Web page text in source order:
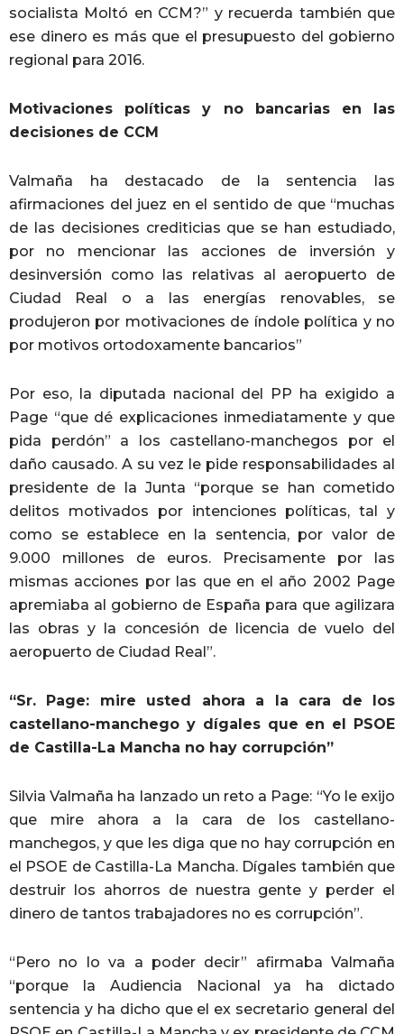
socialista Moltó en CCM?” y recuerda también que
ese dinero es más que el presupuesto del gobierno
regional para 2016.
Motivaciones políticas y no bancarias en las
decisiones de CCM
Valmaña ha destacado de la sentencia las
afirmaciones del juez en el sentido de que “muchas
de las decisiones crediticias que se han estudiado,
por no mencionar las acciones de inversión y
desinversión como las relativas al aeropuerto de
Ciudad Real o a las energías renovables, se
produjeron por motivaciones de índole política y no
por motivos ortodoxamente bancarios”
Por eso, la diputada nacional del PP ha exigido a
Page “que dé explicaciones inmediatamente y que
pida perdón” a los castellano-manchegos por el
daño causado. A su vez le pide responsabilidades al
presidente de la Junta “porque se han cometido
delitos motivados por intenciones políticas, tal y
como se establece en la sentencia, por valor de
9.000 millones de euros. Precisamente por las
mismas acciones por las que en el año 2002 Page
apremiaba al gobierno de España para que agilizara
las obras y la concesión de licencia de vuelo del
aeropuerto de Ciudad Real”.
“Sr. Page: mire usted ahora a la cara de los
castellano-manchego y dígales que en el PSOE
de Castilla-La Mancha no hay corrupción”
Silvia Valmaña ha lanzado un reto a Page: “Yo le exijo
que mire ahora a la cara de los castellano-
manchegos, y que les diga que no hay corrupción en
el PSOE de Castilla-La Mancha. Dígales también que
destruir los ahorros de nuestra gente y perder el
dinero de tantos trabajadores no es corrupción”.
“Pero no lo va a poder decir” afirmaba Valmaña
“porque la Audiencia Nacional ya ha dictado
sentencia y ha dicho que el ex secretario general del